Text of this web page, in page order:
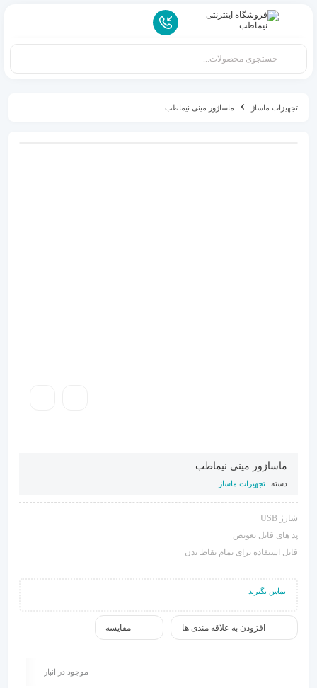
تجهیزات ماساژ ماساژور مینی نیماطب
ماساژور مینی نیماطب
دسته: تجهیزات ماساژ
شارژ USB
پد های قابل تعویض
قابل استفاده برای تمام نقاط بدن
تماس بگیرید
مقایسه افزودن به علاقه مندی ها
موجود در انبار